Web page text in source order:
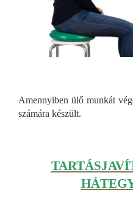
Amennyiben ülő munkát
számára készült.